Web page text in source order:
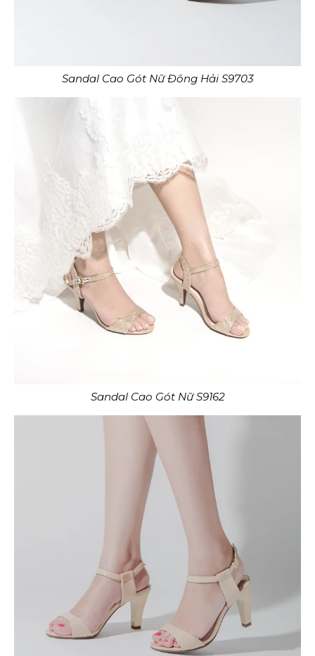
Sandal Cao Gót Nữ Đông Hải S9703
Sandal Cao Gót Nữ S9162